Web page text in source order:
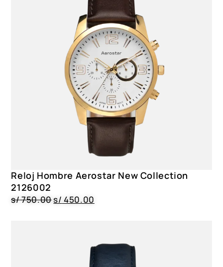
Reloj Hombre Aerostar New Collection
2126002
s/750.00s/ 450.00